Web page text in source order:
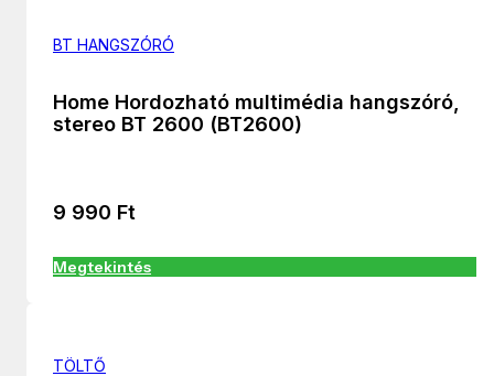
BT HANGSZÓRÓ
Home Hordozható multimédia hangszóró,
stereo BT 2600 (BT2600)
9 990 Ft
Megtekintés
TÖLTŐ